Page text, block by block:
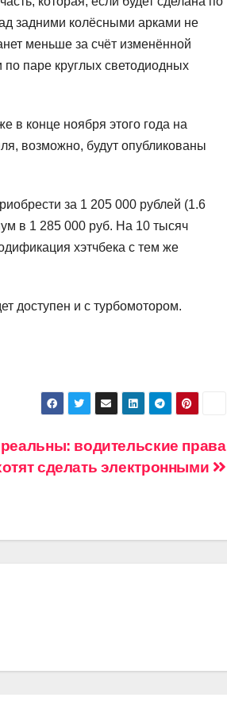
задними колёсными арками не
меньше за счёт изменённой
паре круглых светодиодных
в конце ноября этого года на
возможно, будут опубликованы
за 1 205 000 рублей (1.6
в 1 285 000 руб. На 10 тысяч
хэтчбека с тем же
доступен и с турбомотором.
водительские права
сделать электронными